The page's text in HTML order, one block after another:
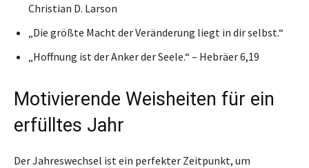
Christian D. Larson
„Die größte Macht der Veränderung liegt in dir selbst.“
„Hoffnung ist der Anker der Seele.“ – Hebräer 6,19
Motivierende Weisheiten für ein
erfülltes Jahr
Der Jahreswechsel ist ein perfekter Zeitpunkt, um